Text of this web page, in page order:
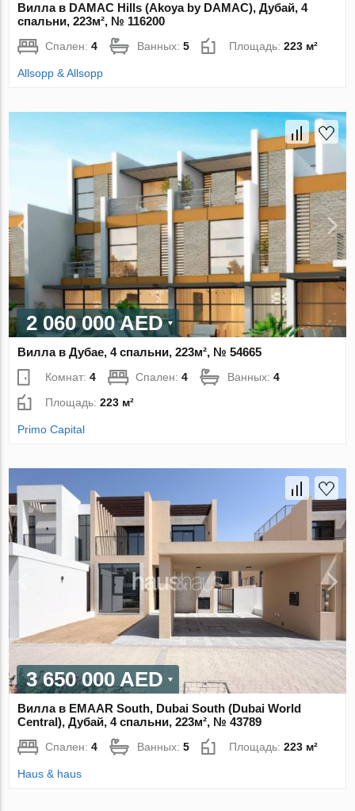
Вилла в DAMAC Hills (Akoya by DAMAC), Дубай, 4
спальни, 223м², № 116200
Спален:4 Ванных:5 Площадь:223 м²
Allsopp & Allsopp
2 060 000 AED
Вилла в Дубае, 4 спальни, 223м², № 54665
Комнат:4 Спален:4 Ванных:4
Площадь:223 м²
Primo Capital
3 650 000 AED
Вилла в EMAAR South, Dubai South (Dubai World
Central), Дубай, 4 спальни, 223м², № 43789
Спален:4 Ванных:5 Площадь:223 м²
Haus & haus